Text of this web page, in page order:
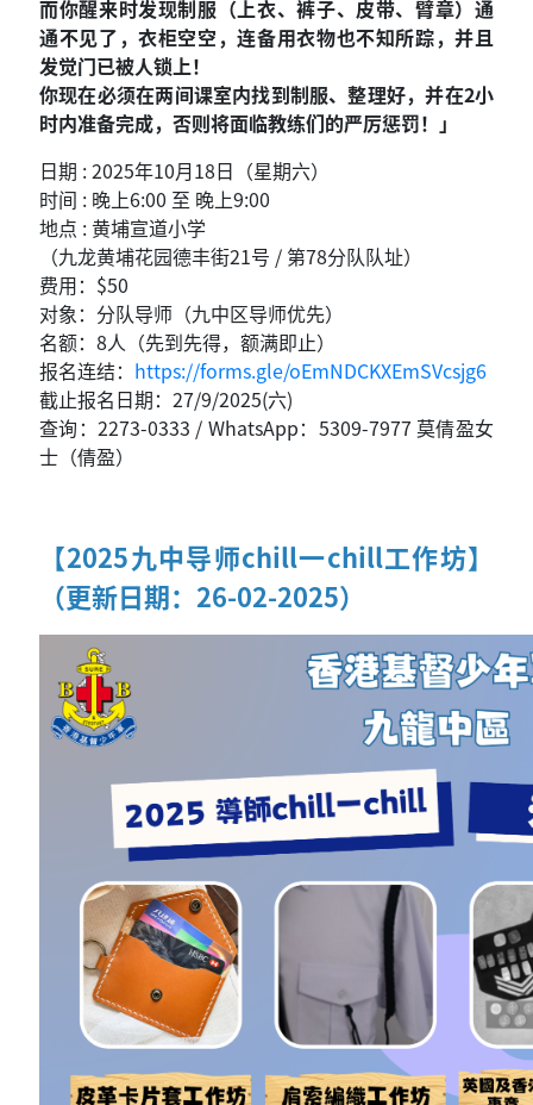
而你醒来时发现制服（上衣、裤子、皮带、臂章）通
通不见了，衣柜空空，连备用衣物也不知所踪，并且
发觉门已被人锁上！
你现在必须在两间课室内找到制服、整理好，并在2小
时内准备完成，否则将面临教练们的严厉惩罚！」
日期 : 2025年10月18日（星期六）
时间 : 晚上6:00 至 晚上9:00
地点 : 黄埔宣道小学
（九龙黄埔花园德丰街21号 / 第78分队队址）
费用：$50
对象：分队导师（九中区导师优先）
名额：8人（先到先得，额满即止）
报名连结： https://forms.gle/oEmNDCKXEmSVcsjg6
截止报名日期：27/9/2025(六)
查询：2273-0333 / WhatsApp：5309-7977 莫倩盈女
士（倩盈）
【2025九中导师chill一chill工作坊】
（更新日期：26-02-2025）